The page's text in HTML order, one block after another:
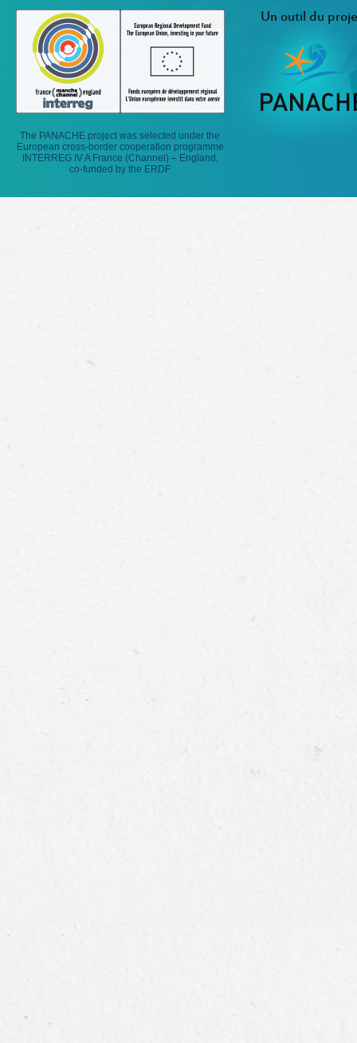
The PANACHE project was selected under the
European cross-border cooperation programme
INTERREG IV A France (Channel) – England,
co-funded by the ERDF
Un outil du